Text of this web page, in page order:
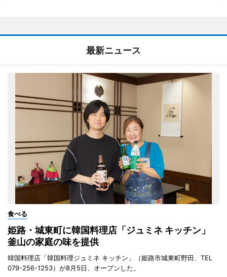
最新ニュース
食べる
姫路・城東町に韓国料理店「ジュミネ キッチン」
釜山の家庭の味を提供
韓国料理店「韓国料理ジュミネ キッチン」（姫路市城東町野田、TEL
079-256-1253）が8月5日、オープンした。